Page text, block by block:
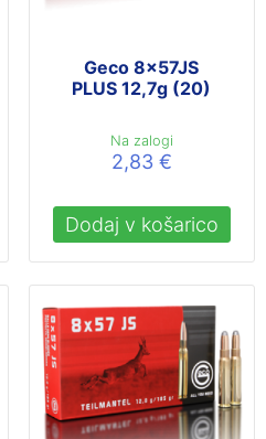
Geco 8x57JS
PLUS 12,7g (20)
Na zalogi
2,83 €
Dodaj v košarico